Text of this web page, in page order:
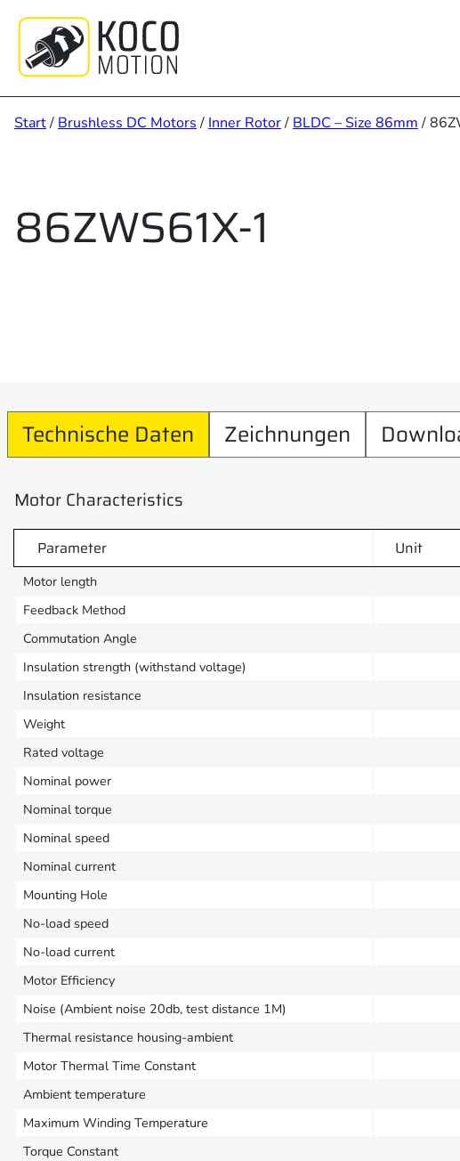
springen
Start/ Brushless DC Motors / Inner Rotor/ BLDC – Size 86mm /
86ZWS61X-1
Technische Daten Zeichnungen
Motor Characteristics
Parameter Unit
Motor length
Feedback Method
Commutation Angle
Insulation strength (withstand voltage)
Insulation resistance
Weight
Rated voltage
Nominal power
Nominal torque
Nominal speed
Nominal current
Mounting Hole
No-load speed
No-load current
Motor Efficiency
Noise (Ambient noise 20db, test distance 1M)
Thermal resistance housing-ambient
Motor Thermal Time Constant
Ambient temperature
Maximum Winding Temperature
Torque Constant